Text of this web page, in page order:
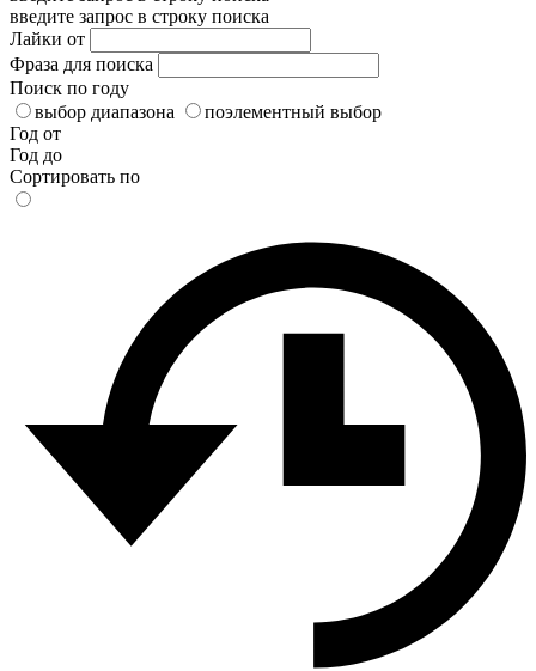
введите запрос в строку поиска
Лайки от
Фраза для поиска
Поиск по году
выбор диапазона
поэлементный выбор
Год от
Год до
Сортировать по